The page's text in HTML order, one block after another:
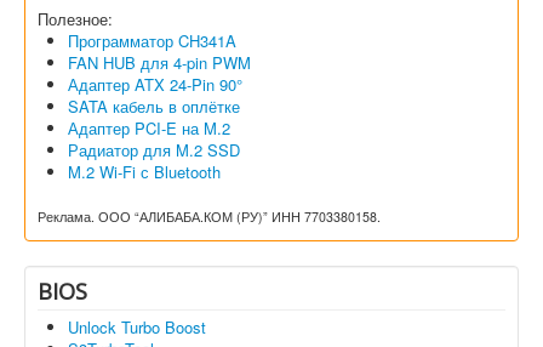
Полезное:
Программатор CH341A
FAN HUB для 4-pin PWM
Адаптер ATX 24-Pin 90°
SATA кабель в оплётке
Адаптер PCI-E на M.2
Радиатор для M.2 SSD
M.2 Wi-Fi с Bluetooth
Реклама. ООО “АЛИБАБА.КОМ (РУ)” ИНН 7703380158.
BIOS
Unlock Turbo Boost